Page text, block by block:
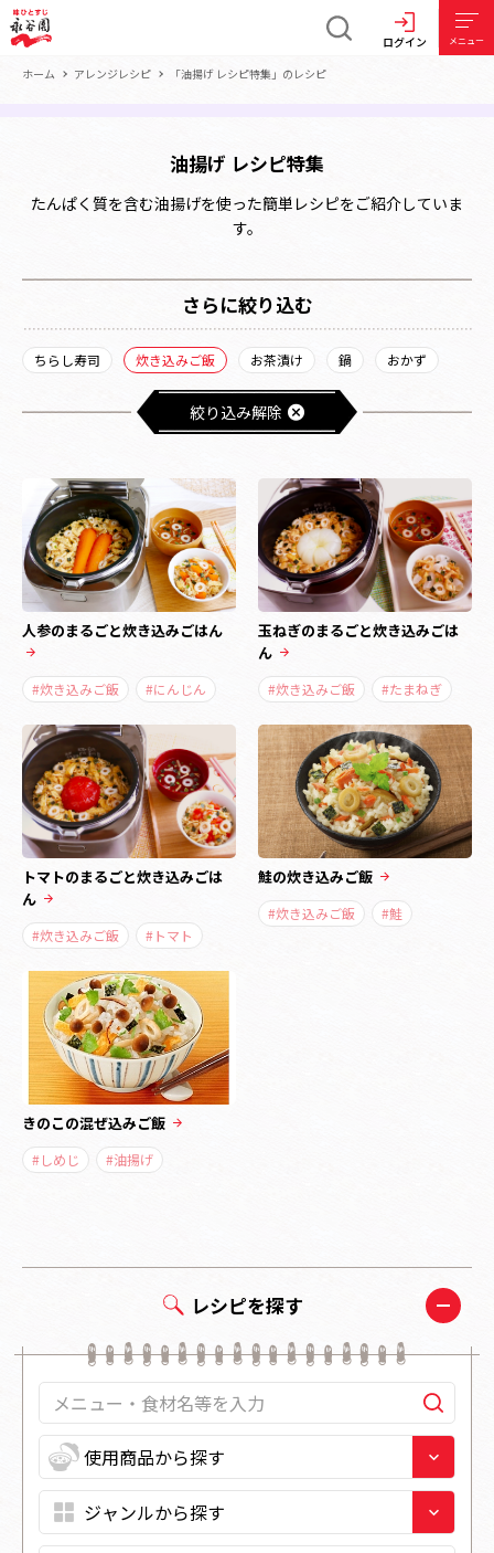
ログイン メニュー
ホーム アレンジレシピ 「油揚げ レシピ特集」のレシピ
油揚げ レシピ特集
たんぱく質を含む油揚げを使った簡単レシピをご紹介していま
す。
さらに絞り込む
ちらし寿司 炊き込みご飯 お茶漬け 鍋 おかず
絞り込み解除
人参のまるごと炊き込みごはん
#炊き込みご飯 #にんじん
玉ねぎのまるごと炊き込みごは
ん
#炊き込みご飯 #たまねぎ
トマトのまるごと炊き込みごは
ん
#炊き込みご飯 #トマト
鮭の炊き込みご飯
#炊き込みご飯 #鮭
きのこの混ぜ込みご飯
#しめじ #油揚げ
レシピを探す